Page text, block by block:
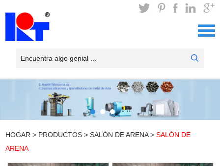
HOGAR > PRODUCTOS >SALÓN DE ARENA>SALÓN DE
ARENA